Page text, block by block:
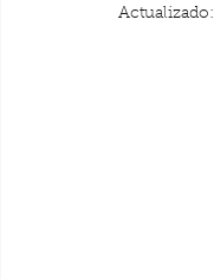
Actualizado: